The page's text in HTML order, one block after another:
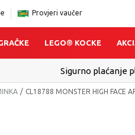
Provjeri vaučer
LEGO® KOCKE
- Platite karticom
CL18788 MONSTER HIGH FACE